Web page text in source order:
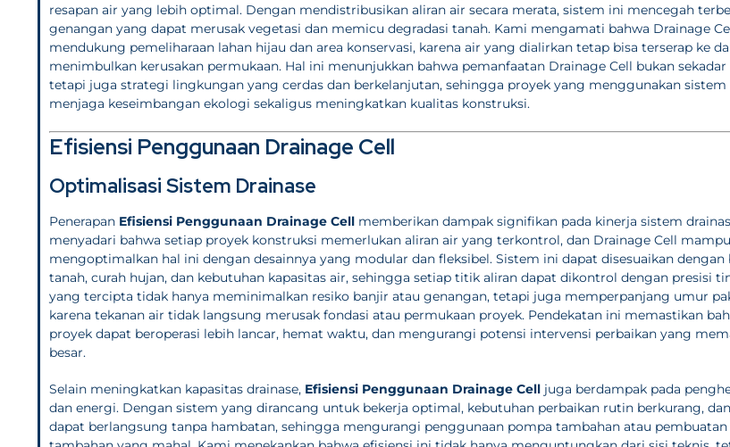
resapan air yang lebih optimal. Dengan mendistribusikan aliran air secara merata, sistem ini mencegah
genangan yang dapat merusak vegetasi dan memicu degradasi tanah. Kami mengamati bahwa Drainage
mendukung pemeliharaan lahan hijau dan area konservasi, karena air yang dialirkan tetap bisa terserap ke
menimbulkan kerusakan permukaan. Hal ini menunjukkan bahwa pemanfaatan Drainage Cell bukan sekadar
tetapi juga strategi lingkungan yang cerdas dan berkelanjutan, sehingga proyek yang menggunakan sistem
menjaga keseimbangan ekologi sekaligus meningkatkan kualitas konstruksi.
Efisiensi Penggunaan Drainage Cell
Optimalisasi Sistem Drainase
Penerapan Efisiensi Penggunaan Drainage Cell memberikan dampak signifikan pada kinerja sistem
menyadari bahwa setiap proyek konstruksi memerlukan aliran air yang terkontrol, dan Drainage Cell mampu
mengoptimalkan hal ini dengan desainnya yang modular dan fleksibel. Sistem ini dapat disesuaikan dengan
tanah, curah hujan, dan kebutuhan kapasitas air, sehingga setiap titik aliran dapat dikontrol dengan presisi
yang tercipta tidak hanya meminimalkan resiko banjir atau genangan, tetapi juga memperpanjang umur
karena tekanan air tidak langsung merusak fondasi atau permukaan proyek. Pendekatan ini memastikan
proyek dapat beroperasi lebih lancar, hemat waktu, dan mengurangi potensi intervensi perbaikan yang
besar.
Selain meningkatkan kapasitas drainase, Efisiensi Penggunaan Drainage Cell juga berdampak pada
dan energi. Dengan sistem yang dirancang untuk bekerja optimal, kebutuhan perbaikan rutin berkurang,
dapat berlangsung tanpa hambatan, sehingga mengurangi penggunaan pompa tambahan atau pembuatan